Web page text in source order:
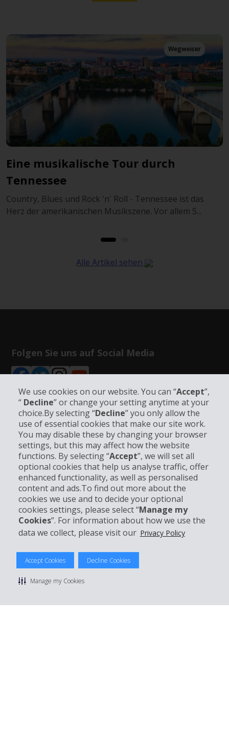
We use cookies on our website. You can “Accept”,
“ Decline” or change your setting anytime at your
choice.By selecting “Decline” you only allow the
use of essential cookies that make our site work.
You may disable these by changing your browser
settings, but this may affect how the website
functions. By selecting “Accept”, we will set all
optional cookies that help us analyse traffic, offer
enhanced functionality, as well as personalised
content and ads.To find out more about the
cookies we use and to decide your optional
cookies settings, please select “Manage my
Cookies”. For information about how we use the
data we collect, please visit our Privacy Policy
Accept Cookies Decline Cookies
Manage my Cookies
Wegweiser
Eine musikalische Tour durch
Tennessee
Country, Blues und Rock 'n' Roll - Tennessee ist das
Herz der amerikanischen Musikszene. Vor allem S...
Alle Artikel sehen
Folgen Sie uns auf Social Media
Unternehmensinformation
Partner
Kundenservice
Mieten bei Hertz
© 2026 The Hertz System, Inc.
Datenschutzrichtlinie | Nutzungsbedingungen
Sitemap Cookies verwalten